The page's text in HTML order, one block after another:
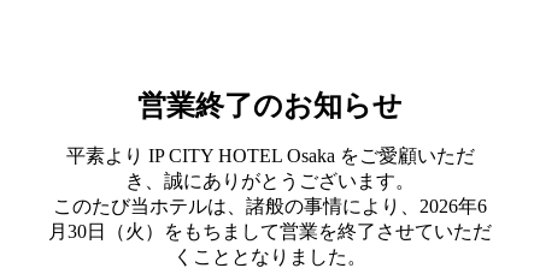
営業終了のお知らせ
平素より IP CITY HOTEL Osaka をご愛顧いただ
き、誠にありがとうございます。
このたび当ホテルは、諸般の事情により、2026年6
月30日（火）をもちまして営業を終了させていただ
くこととなりました。